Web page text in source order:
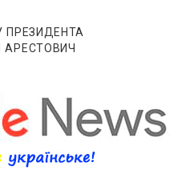
ПРЕЗИДЕНТА
АРЕСТОВИЧ